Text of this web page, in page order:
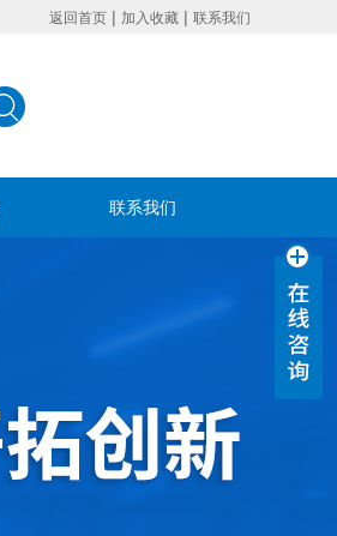
返回首页 | 加入收藏 | 联系我们
联系我们